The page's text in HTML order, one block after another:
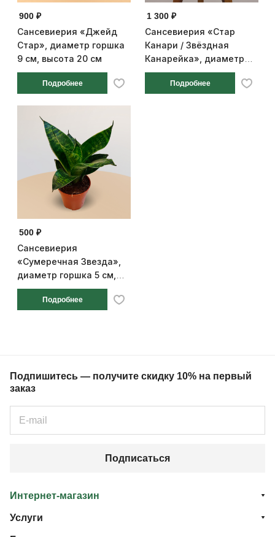
900 ₽
Сансевиерия «Джейд
Стар», диаметр горшка
9 см, высота 20 см
Подробнее
1 300 ₽
Сансевиерия «Стар
Канари / Звёздная
Канарейка», диаметр
горшка 12 см, высота 18
Подробнее
500 ₽
Сансевиерия
«Сумеречная Звезда»,
диаметр горшка 5 см,
высота 12 см
Подробнее
Подпишитесь — получите скидку 10% на первый
заказ
Подписаться
Интернет-магазин
Услуги